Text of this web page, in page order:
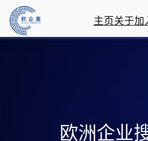
主页关于加
欧洲企业